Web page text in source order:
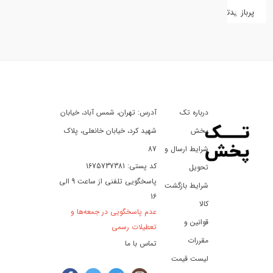
کفش
سفر
تفریح
پربازدیدترین
درباره تک
پخش
شرایط ارسال و
تحویل
شرایط بازگشت
کالا
قوانین و
مقررات
لیست قیمت
آدرس: تهران، شمس آباد، خیابان
شهید کرد، خیابان خانعلی، پلاک
87
کد پستی: 1675737381
پاسخگویی تلفنی از ساعت 9 الی
16
عدم پاسخگویی در جمعه‌ها و
تعطیلات رسمی
تماس با ما